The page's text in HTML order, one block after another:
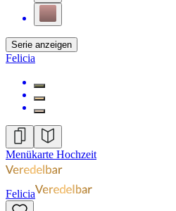
Serie anzeigen
Felicia
Menükarte Hochzeit
Felicia